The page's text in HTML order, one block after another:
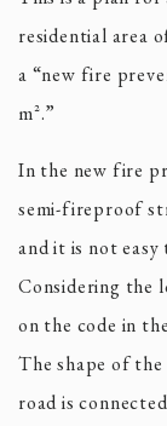
residential area
a “new fire
m².”
In the new fire
semi-fireproof
and it is not
Considering the
on the code in
The shape of
road is